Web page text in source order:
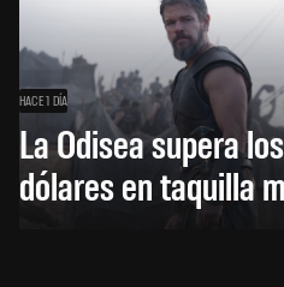
HACE 1 DÍA
La Odisea supera
dólares en taquilla